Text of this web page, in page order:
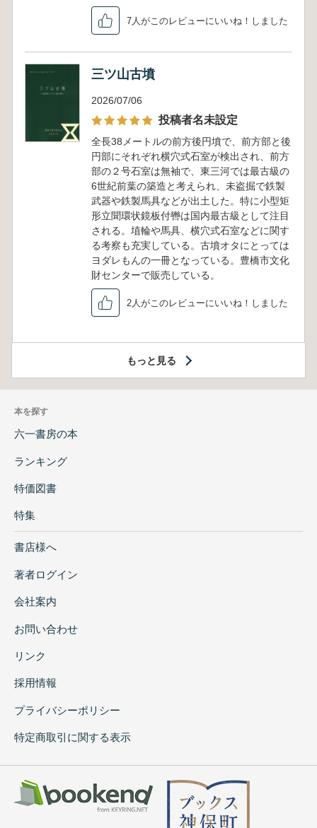
7人がこのレビューにいいね！しました
三ツ山古墳
2026/07/06
投稿者名未設定
全長38メートルの前方後円墳で、前方部と後
円部にそれぞれ横穴式石室が検出され、前方
部の２号石室は無袖で、東三河では最古級の
6世紀前葉の築造と考えられ、未盗掘で鉄製
武器や鉄製馬具などが出土した。特に小型矩
形立聞環状鏡板付轡は国内最古級として注目
される。埴輪や馬具、横穴式石室などに関す
る考察も充実している。古墳オタにとっては
ヨダレもんの一冊となっている。豊橋市文化
財センターで販売している。
2人がこのレビューにいいね！しました
もっと見る
本を探す
六一書房の本
ランキング
特価図書
特集
書店様へ
著者ログイン
会社案内
お問い合わせ
リンク
採用情報
プライバシーポリシー
特定商取引に関する表示